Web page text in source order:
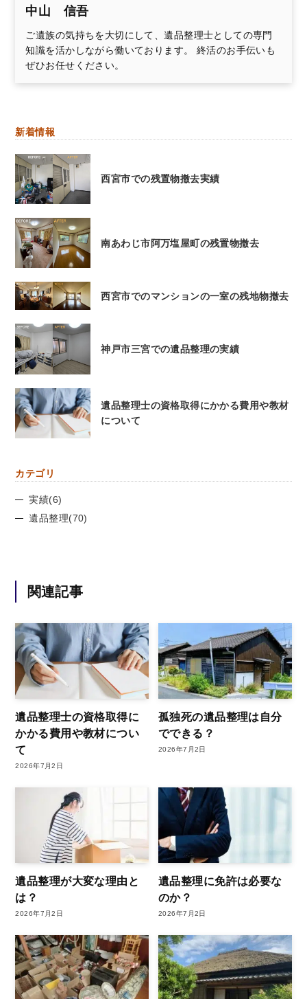
中山 信吾
ご遺族の気持ちを大切にして、遺品整理士としての専門
知識を活かしながら働いております。 終活のお手伝いも
ぜひお任せください。
新着情報
西宮市での残置物撤去実績
南あわじ市阿万塩屋町の残置物撤去
西宮市でのマンションの一室の残地物撤去
神戸市三宮での遺品整理の実績
遺品整理士の資格取得にかかる費用や教材
について
カテゴリ
実績(6)
遺品整理(70)
関連記事
遺品整理士の資格取得に
かかる費用や教材につい
て
2026年7月2日
孤独死の遺品整理は自分
でできる？
2026年7月2日
遺品整理が大変な理由と
は？
2026年7月2日
遺品整理に免許は必要な
のか？
2026年7月2日